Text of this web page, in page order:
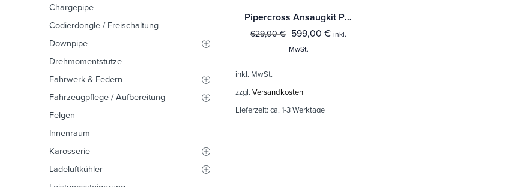
Pipercross Ansaugkit PK424DRY– Generation 4 passend für den Hyundai i30N (PDE)
629,00€ 599,00 € inkl.
MwSt.
inkl. MwSt.
zzgl. Versandkosten
Lieferzeit: ca. 1-3 Werktage
Chargepipe
Codierdongle / Freischaltung
Downpipe
Drehmomentstütze
Fahrwerk & Federn
Fahrzeugpflege / Aufbereitung
Felgen
Innenraum
Karosserie
Ladeluftkühler